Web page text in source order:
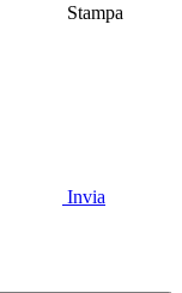
Stampa
Invia